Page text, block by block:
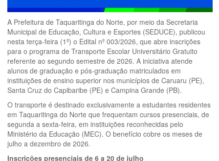
A Prefeitura de Taquaritinga do Norte, por meio da Secretaria
Municipal de Educação, Cultura e Esportes (SEDUCE), publicou
nesta terça-feira (1º) o Edital nº 003/2026, que abre inscrições
para o programa de Transporte Escolar Universitário Gratuito
referente ao segundo semestre de 2026. A iniciativa atende
alunos de graduação e pós-graduação matriculados em
instituições de ensino superior nos municípios de Caruaru (PE),
Santa Cruz do Capibaribe (PE) e Campina Grande (PB).
O transporte é destinado exclusivamente a estudantes residentes
em Taquaritinga do Norte que frequentam cursos presenciais, de
segunda a sexta-feira, em instituições reconhecidas pelo
Ministério da Educação (MEC). O benefício cobre os meses de
julho a dezembro de 2026.
Inscrições presenciais de 6 a 20 de julho